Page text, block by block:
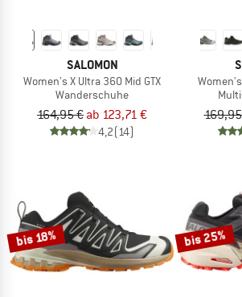
SALOMON
Women's X Ultra 360 Mid GTX
Wanderschuhe
164,95 € ab 123,71 €
4,2(14)
Women's
bis 18% bis 25%